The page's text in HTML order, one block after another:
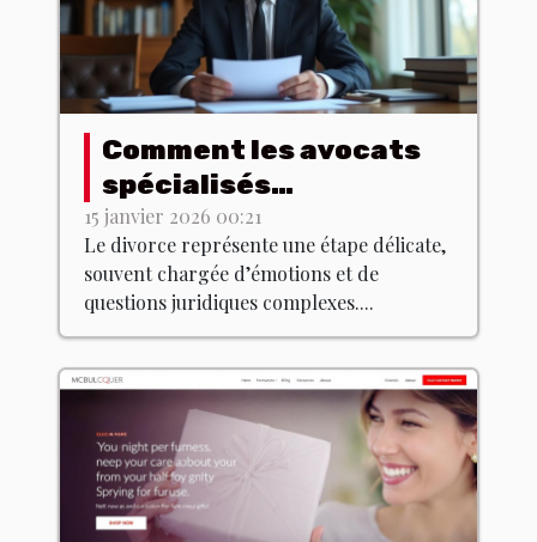
Comment les avocats
spécialisés
accompagnent dans
les procédures de
divorce ?
15 janvier 2026 00:21
Le divorce représente une étape délicate,
souvent chargée d’émotions et de
questions juridiques complexes....